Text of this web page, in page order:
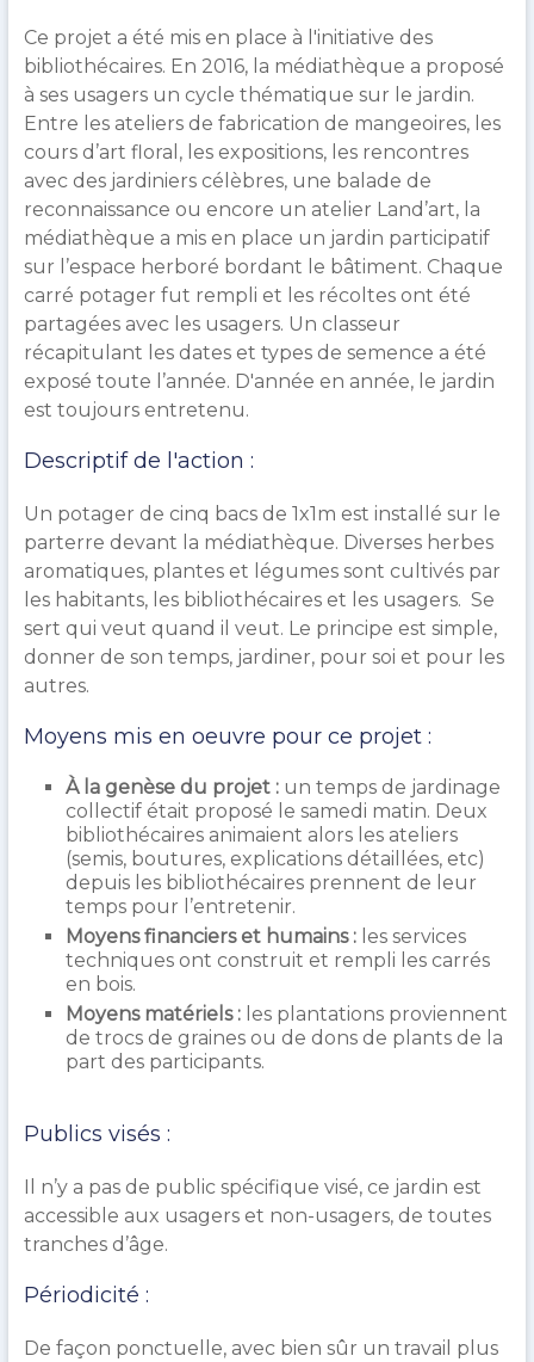
Ce projet a été mis en place à l'initiative des
bibliothécaires. En 2016, la médiathèque a proposé
à ses usagers un cycle thématique sur le jardin.
Entre les ateliers de fabrication de mangeoires, les
cours d’art floral, les expositions, les rencontres
avec des jardiniers célèbres, une balade de
reconnaissance ou encore un atelier Land’art, la
médiathèque a mis en place un jardin participatif
sur l’espace herboré bordant le bâtiment. Chaque
carré potager fut rempli et les récoltes ont été
partagées avec les usagers. Un classeur
récapitulant les dates et types de semence a été
exposé toute l’année. D'année en année, le jardin
est toujours entretenu.
Descriptif de l'action :
Un potager de cinq bacs de 1x1m est installé sur le
parterre devant la médiathèque. Diverses herbes
aromatiques, plantes et légumes sont cultivés par
les habitants, les bibliothécaires et les usagers. Se
sert qui veut quand il veut. Le principe est simple,
donner de son temps, jardiner, pour soi et pour les
autres.
Moyens mis en oeuvre pour ce projet :
À la genèse du projet :un temps de jardinage
collectif était proposé le samedi matin. Deux
bibliothécaires animaient alors les ateliers
(semis, boutures, explications détaillées, etc)
depuis les bibliothécaires prennent de leur
temps pour l’entretenir.
Moyens financiers et humains :les services
techniques ont construit et rempli les carrés
en bois.
Moyens matériels :les plantations proviennent
de trocs de graines ou de dons de plants de la
part des participants.
Publics visés :
Il n’y a pas de public spécifique visé, ce jardin est
accessible aux usagers et non-usagers, de toutes
tranches d’âge.
Périodicité :
De façon ponctuelle, avec bien sûr un travail plus